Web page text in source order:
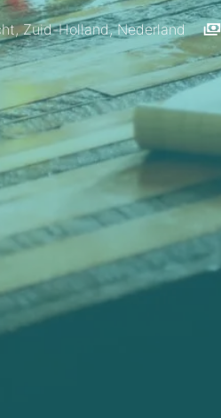
, Zuid-Holland, Nederland